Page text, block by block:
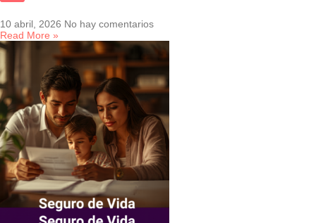
10 abril, 2026 No hay comentarios
Read More »